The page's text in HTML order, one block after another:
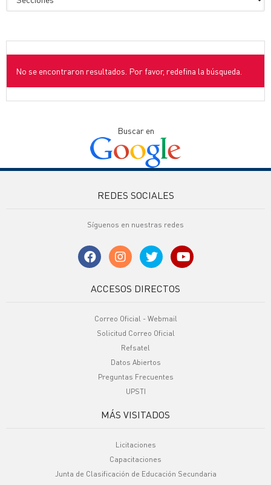
No se encontraron resultados. Por favor, redefina la búsqueda.
Buscar en
REDES SOCIALES
Síguenos en nuestras redes
ACCESOS DIRECTOS
Correo Oficial - Webmail
Solicitud Correo Oficial
Refsatel
Datos Abiertos
Preguntas Frecuentes
UPSTI
MÁS VISITADOS
Licitaciones
Capacitaciones
Junta de Clasificación de Educación Secundaria